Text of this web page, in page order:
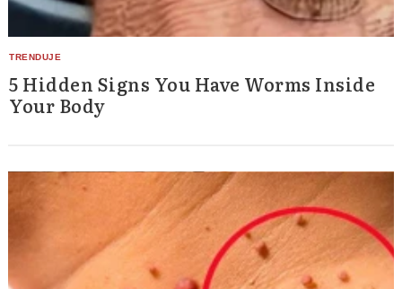
5 Hidden Signs You Have Worms Inside
Your Body